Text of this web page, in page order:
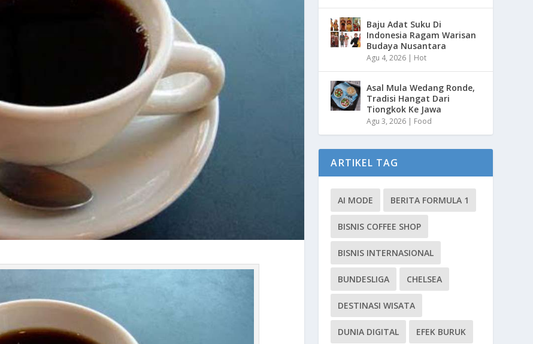
Baju Adat Suku Di
Indonesia Ragam Warisan
Budaya Nusantara
Agu 4, 2026 | Hot
Asal Mula Wedang Ronde,
Tradisi Hangat Dari
Tiongkok Ke Jawa
Agu 3, 2026 | Food
ARTIKEL TAG
AI MODE BERITA FORMULA 1
BISNIS COFFEE SHOP
BISNIS INTERNASIONAL
BUNDESLIGA CHELSEA
DESTINASI WISATA
DUNIA DIGITAL EFEK BURUK